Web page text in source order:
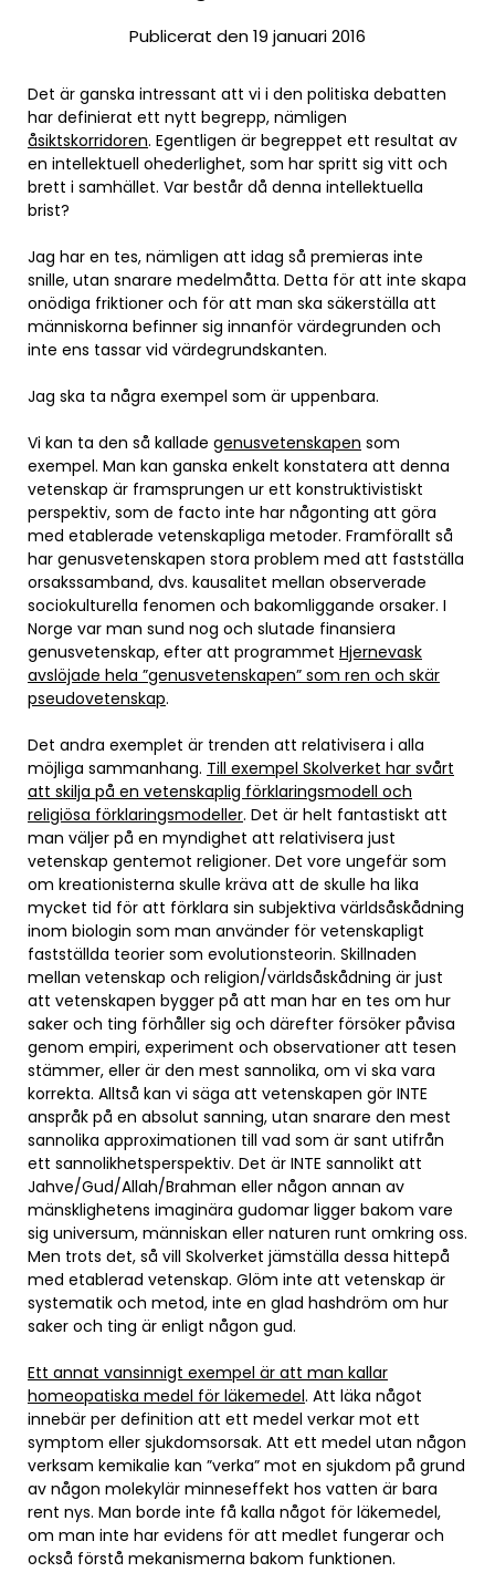
Publicerat den 19 januari 2016
Det är ganska intressant att vi i den politiska debatten
har definierat ett nytt begrepp, nämligen
åsiktskorridoren. Egentligen är begreppet ett resultat av
en intellektuell ohederlighet, som har spritt sig vitt och
brett i samhället. Var består då denna intellektuella
brist?
Jag har en tes, nämligen att idag så premieras inte
snille, utan snarare medelmåtta. Detta för att inte skapa
onödiga friktioner och för att man ska säkerställa att
människorna befinner sig innanför värdegrunden och
inte ens tassar vid värdegrundskanten.
Jag ska ta några exempel som är uppenbara.
Vi kan ta den så kallade genusvetenskapen som
exempel. Man kan ganska enkelt konstatera att denna
vetenskap är framsprungen ur ett konstruktivistiskt
perspektiv, som de facto inte har någonting att göra
med etablerade vetenskapliga metoder. Framförallt så
har genusvetenskapen stora problem med att fastställa
orsakssamband, dvs. kausalitet mellan observerade
sociokulturella fenomen och bakomliggande orsaker. I
Norge var man sund nog och slutade finansiera
genusvetenskap, efter att programmet Hjernevask
avslöjade hela ”genusvetenskapen” som ren och skär
pseudovetenskap.
Det andra exemplet är trenden att relativisera i alla
möjliga sammanhang. Till exempel Skolverket har svårt
att skilja på en vetenskaplig förklaringsmodell och
religiösa förklaringsmodeller. Det är helt fantastiskt att
man väljer på en myndighet att relativisera just
vetenskap gentemot religioner. Det vore ungefär som
om kreationisterna skulle kräva att de skulle ha lika
mycket tid för att förklara sin subjektiva världsåskådning
inom biologin som man använder för vetenskapligt
fastställda teorier som evolutionsteorin. Skillnaden
mellan vetenskap och religion/världsåskådning är just
att vetenskapen bygger på att man har en tes om hur
saker och ting förhåller sig och därefter försöker påvisa
genom empiri, experiment och observationer att tesen
stämmer, eller är den mest sannolika, om vi ska vara
korrekta. Alltså kan vi säga att vetenskapen gör INTE
anspråk på en absolut sanning, utan snarare den mest
sannolika approximationen till vad som är sant utifrån
ett sannolikhetsperspektiv. Det är INTE sannolikt att
Jahve/Gud/Allah/Brahman eller någon annan av
mänsklighetens imaginära gudomar ligger bakom vare
sig universum, människan eller naturen runt omkring oss.
Men trots det, så vill Skolverket jämställa dessa hittepå
med etablerad vetenskap. Glöm inte att vetenskap är
systematik och metod, inte en glad hashdröm om hur
saker och ting är enligt någon gud.
Ett annat vansinnigt exempel är att man kallar
homeopatiska medel för läkemedel. Att läka något
innebär per definition att ett medel verkar mot ett
symptom eller sjukdomsorsak. Att ett medel utan någon
verksam kemikalie kan ”verka” mot en sjukdom på grund
av någon molekylär minneseffekt hos vatten är bara
rent nys. Man borde inte få kalla något för läkemedel,
om man inte har evidens för att medlet fungerar och
också förstå mekanismerna bakom funktionen.